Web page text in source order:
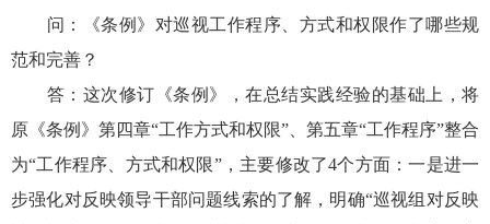
问：《条例》对巡视工作程序、方式和权限作了哪些规
范和完善？
答：这次修订《条例》，在总结实践经验的基础上，将
原《条例》第四章“工作方式和权限”、第五章“工作程序”整合
为“工作程序、方式和权限”，主要修改了4个方面：一是进一
步强化对反映领导干部问题线索的了解，明确“巡视组对反映